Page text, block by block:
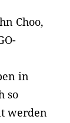
Choo,
in
so
werden